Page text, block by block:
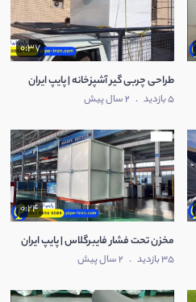
0:37
طراحی چربی گیر آشپزخانه | پایپ ایران
5 بازدید . 2 سال پیش
0:24
مخزن تحت فشار فایبرگلاس | پایپ ایران
35 بازدید . 2 سال پیش